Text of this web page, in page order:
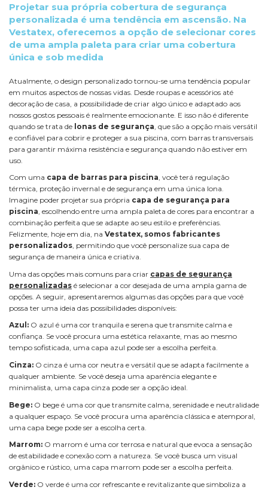
Projetar sua própria cobertura de segurança
personalizada é uma tendência em ascensão. Na
Vestatex, oferecemos a opção de selecionar cores
de uma ampla paleta para criar uma cobertura
única e sob medida
Atualmente, o design personalizado tornou-se uma tendência popular
em muitos aspectos de nossas vidas. Desde roupas e acessórios até
decoração de casa, a possibilidade de criar algo único e adaptado aos
nossos gostos pessoais é realmente emocionante. E isso não é diferente
quando se trata de lonas de segurança , que são a opção mais versátil
e confiável para cobrir e proteger a sua piscina, com barras transversais
para garantir máxima resistência e segurança quando não estiver em
uso.
Com uma capa de barras para piscina, você terá regulação
térmica, proteção invernal e de segurança em uma única lona.
Imagine poder projetar sua própria capa de segurança para
piscina, escolhendo entre uma ampla paleta de cores para encontrar a
combinação perfeita que se adapte ao seu estilo e preferências.
Felizmente, hoje em dia, na Vestatex, somos fabricantes
personalizados, permitindo que você personalize sua capa de
segurança de maneira única e criativa.
Uma das opções mais comuns para criar capas de segurança
personalizadas é selecionar a cor desejada de uma ampla gama de
opções. A seguir, apresentaremos algumas das opções para que você
possa ter uma ideia das possibilidades disponíveis:
Azul: O azul é uma cor tranquila e serena que transmite calma e
confiança. Se você procura uma estética relaxante, mas ao mesmo
tempo sofisticada, uma capa azul pode ser a escolha perfeita.
Cinza: O cinza é uma cor neutra e versátil que se adapta facilmente a
qualquer ambiente. Se você deseja uma aparência elegante e
minimalista, uma capa cinza pode ser a opção ideal.
Bege: O bege é uma cor que transmite calma, serenidade e neutralidade
a qualquer espaço. Se você procura uma aparência clássica e atemporal,
uma capa bege pode ser a escolha certa.
Marrom: O marrom é uma cor terrosa e natural que evoca a sensação
de estabilidade e conexão com a natureza. Se você busca um visual
orgânico e rústico, uma capa marrom pode ser a escolha perfeita.
Verde: O verde é uma cor refrescante e revitalizante que simboliza a